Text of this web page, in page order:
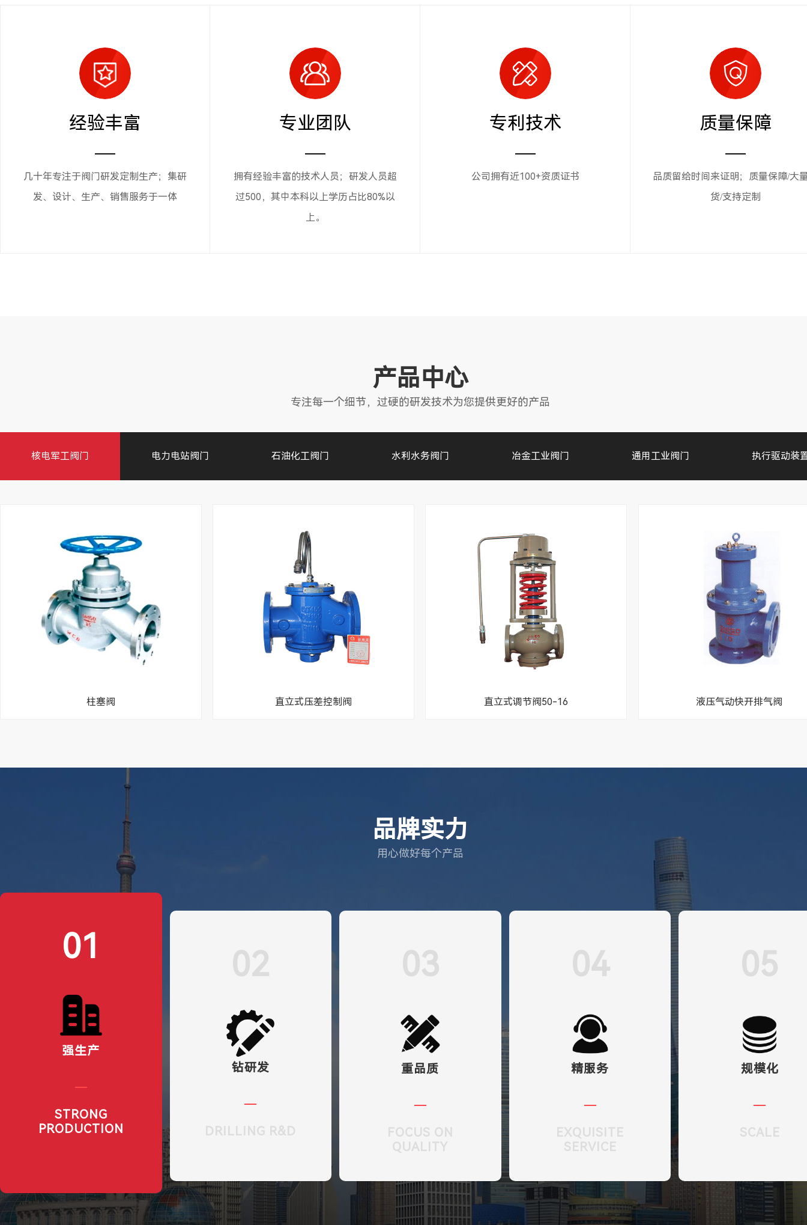
经验丰富
几十年专注于阀门研发定制生产；集研
发、设计、生产、销售服务于一体
专业团队
拥有经验丰富的技术人员；研发人员超
过500，其中本科以上学历占比80%以
上。
专利技术
公司拥有近100+资质证书
质量保障
品质留给时间来证明；质量保障/大
货/支持定制
产品中心
专注每一个细节，过硬的研发技术为您提供更好的产品
核电军工阀门 电力电站阀门 石油化工阀门 水利水务阀门 冶金工业阀门 通用工业阀门 执行驱动装
柱塞阀 直立式压差控制阀 直立式调节阀50-16 液压气动快开排气阀
品牌实力
用心做好每个产品
01
强生产
STRONG
PRODUCTION
02
钻研发
DRILLING R&D
03
重品质
FOCUS ON
QUALITY
04
精服务
EXQUISITE
SERVICE
05
规模化
SCALE